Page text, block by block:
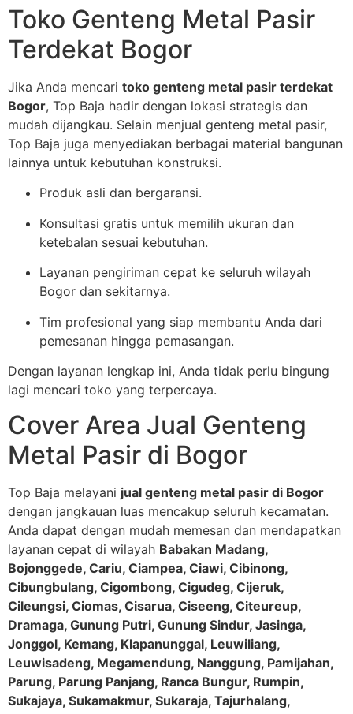
Toko Genteng Metal Pasir
Terdekat Bogor
Jika Anda mencari toko genteng metal pasir terdekat
Bogor, Top Baja hadir dengan lokasi strategis dan
mudah dijangkau. Selain menjual genteng metal pasir,
Top Baja juga menyediakan berbagai material bangunan
lainnya untuk kebutuhan konstruksi.
Produk asli dan bergaransi.
Konsultasi gratis untuk memilih ukuran dan
ketebalan sesuai kebutuhan.
Layanan pengiriman cepat ke seluruh wilayah
Bogor dan sekitarnya.
Tim profesional yang siap membantu Anda dari
pemesanan hingga pemasangan.
Dengan layanan lengkap ini, Anda tidak perlu bingung
lagi mencari toko yang terpercaya.
Cover Area Jual Genteng
Metal Pasir di Bogor
Top Baja melayani jual genteng metal pasir di Bogor
dengan jangkauan luas mencakup seluruh kecamatan.
Anda dapat dengan mudah memesan dan mendapatkan
layanan cepat di wilayah Babakan Madang,
Bojonggede, Cariu, Ciampea, Ciawi, Cibinong,
Cibungbulang, Cigombong, Cigudeg, Cijeruk,
Cileungsi, Ciomas, Cisarua, Ciseeng, Citeureup,
Dramaga, Gunung Putri, Gunung Sindur, Jasinga,
Jonggol, Kemang, Klapanunggal, Leuwiliang,
Leuwisadeng, Megamendung, Nanggung, Pamijahan,
Parung, Parung Panjang, Ranca Bungur, Rumpin,
Sukajaya, Sukamakmur, Sukaraja, Tajurhalang,